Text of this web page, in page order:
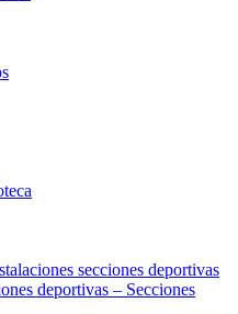
secciones deportivas
deportivas – Secciones